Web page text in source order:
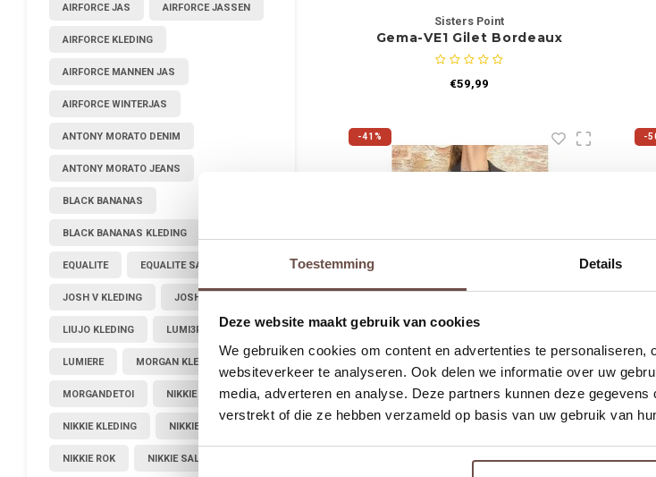
Toestemming Details
Deze website maakt gebruik van cookies
We gebruiken cookies om content en advertenties te
websiteverkeer te analyseren. Ook delen we informatie over uw
media, adverteren en analyse. Deze partners kunnen deze
verstrekt of die ze hebben verzameld op basis van uw gebruik van
AIRFORCE JAS AIRFORCE JASSEN
AIRFORCE KLEDING
AIRFORCE MANNEN JAS
AIRFORCE WINTERJAS
ANTONY MORATO DENIM
ANTONY MORATO JEANS
BLACK BANANAS
BLACK BANANAS KLEDING
EQUALITE EQUALITE SALE
JOSH V KLEDING JOSHV KLEDING
LIUJO KLEDING LUMI3RE
LUMIERE MORGAN KLEDING
MORGANDETOI NIKKIE JURK
NIKKIE KLEDING NIKKIE PLESSEN
NIKKIE ROK NIKKIE SALE
Sisters Point
Gema-VE1 Gilet Bordeaux
€59,99
-41%
Lancastero Getailleerde Blazer
-